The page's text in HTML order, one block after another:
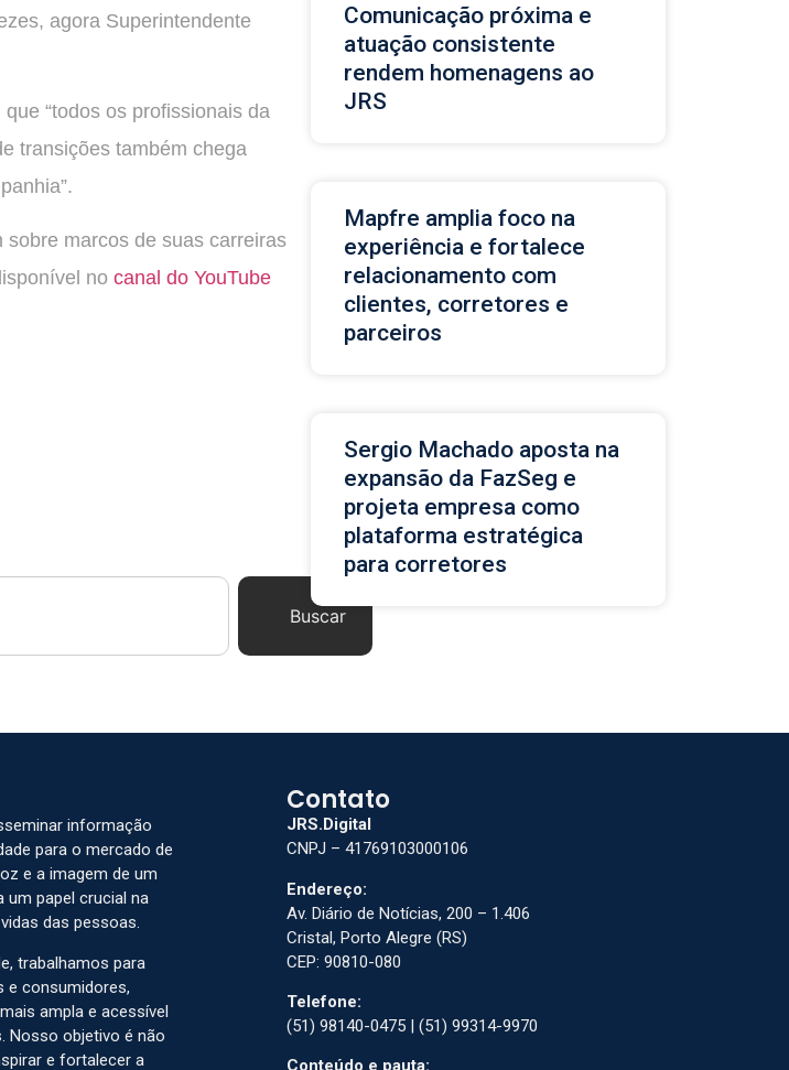
agora Superintendente
“todos os profissionais da
transições também chega
marcos de suas carreiras
no canal do YouTube
Buscar
Comunicação próxima e
atuação consistente
rendem homenagens ao
JRS
Mapfre amplia foco na
experiência e fortalece
relacionamento com
clientes, corretores e
parceiros
Sergio Machado aposta na
expansão da FazSeg e
projeta empresa como
plataforma estratégica
para corretores
informação
para o mercado de
e a imagem de um
um papel crucial na
das pessoas.
trabalhamos para
e consumidores,
ampla e acessível
Nosso objetivo é não
e fortalecer a
Contato
JRS.Digital
CNPJ – 41769103000106
Endereço:
Av. Diário de Notícias, 200 – 1.406
Cristal, Porto Alegre (RS)
CEP: 90810-080
Telefone:
(51) 98140-0475 | (51) 99314-9970
Conteúdo e pauta: